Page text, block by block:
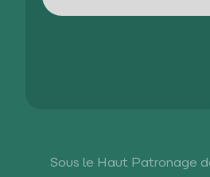
Sous le Haut Patronage